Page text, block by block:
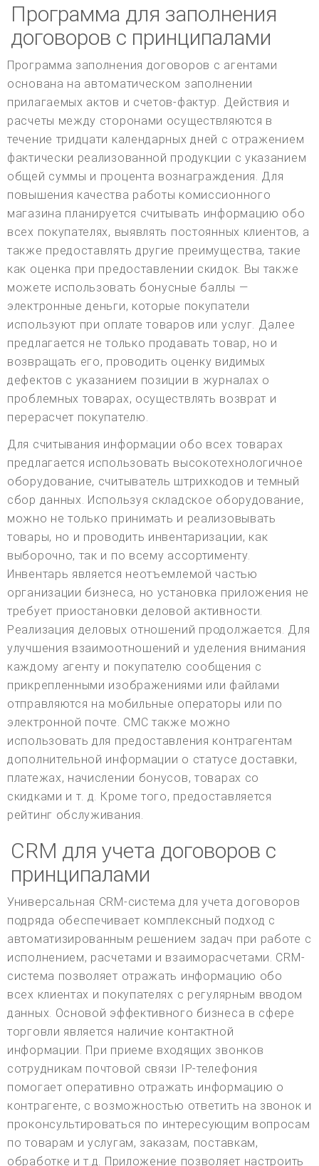
Программа для заполнения
договоров с принципалами
Программа заполнения договоров с агентами
основана на автоматическом заполнении
прилагаемых актов и счетов-фактур. Действия и
расчеты между сторонами осуществляются в
течение тридцати календарных дней с отражением
фактически реализованной продукции с указанием
общей суммы и процента вознаграждения. Для
повышения качества работы комиссионного
магазина планируется считывать информацию обо
всех покупателях, выявлять постоянных клиентов, а
также предоставлять другие преимущества, такие
как оценка при предоставлении скидок. Вы также
можете использовать бонусные баллы —
электронные деньги, которые покупатели
используют при оплате товаров или услуг. Далее
предлагается не только продавать товар, но и
возвращать его, проводить оценку видимых
дефектов с указанием позиции в журналах о
проблемных товарах, осуществлять возврат и
перерасчет покупателю.
Для считывания информации обо всех товарах
предлагается использовать высокотехнологичное
оборудование, считыватель штрихкодов и темный
сбор данных. Используя складское оборудование,
можно не только принимать и реализовывать
товары, но и проводить инвентаризации, как
выборочно, так и по всему ассортименту.
Инвентарь является неотъемлемой частью
организации бизнеса, но установка приложения не
требует приостановки деловой активности.
Реализация деловых отношений продолжается. Для
улучшения взаимоотношений и уделения внимания
каждому агенту и покупателю сообщения с
прикрепленными изображениями или файлами
отправляются на мобильные операторы или по
электронной почте. СМС также можно
использовать для предоставления контрагентам
дополнительной информации о статусе доставки,
платежах, начислении бонусов, товарах со
скидками и т. д. Кроме того, предоставляется
рейтинг обслуживания.
CRM для учета договоров с
принципалами
Универсальная CRM-система для учета договоров
подряда обеспечивает комплексный подход с
автоматизированным решением задач при работе с
исполнением, расчетами и взаиморасчетами. CRM-
система позволяет отражать информацию обо
всех клиентах и покупателях с регулярным вводом
данных. Основой эффективного бизнеса в сфере
торговли является наличие контактной
информации. При приеме входящих звонков
сотрудникам почтовой связи IP-телефония
помогает оперативно отражать информацию о
контрагенте, с возможностью ответить на звонок и
проконсультироваться по интересующим вопросам
по товарам и услугам, заказам, поставкам,
обработке и т.д. Приложение позволяет настроить